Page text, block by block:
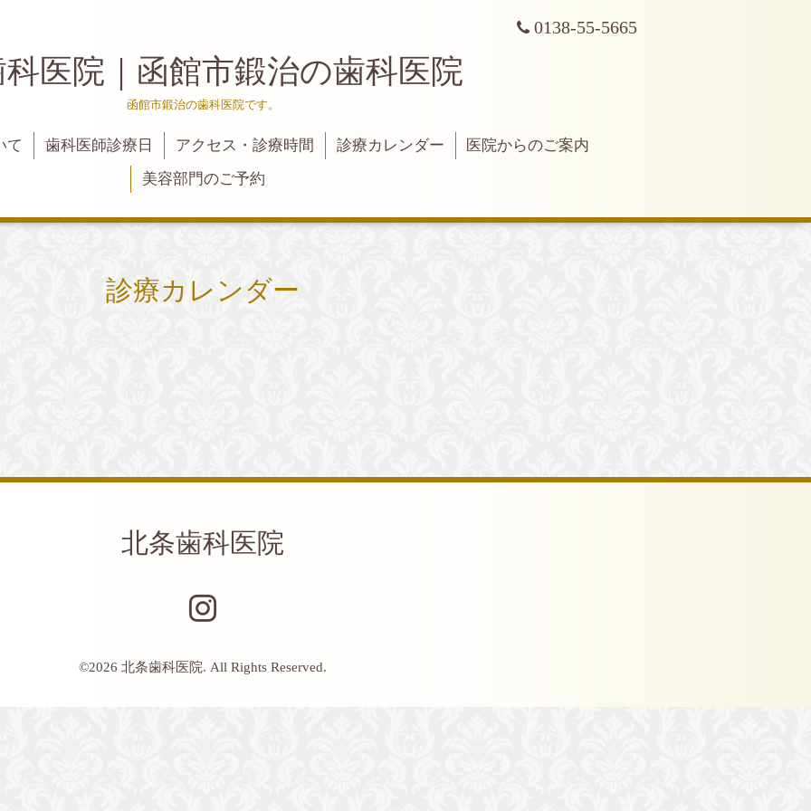
0138-55-5665
科医院｜函館市鍛治の歯科医院
函館市鍛治の歯科医院です。
て 歯科医師診療日 アクセス・診療時間 診療カレンダー
医院からのご案内
美容部門のご予約
診療カレンダー
北条歯科医院
©2026 北条歯科医院. All Rights Reserved.